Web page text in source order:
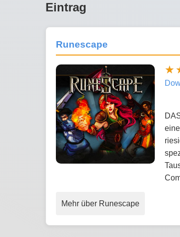
Eintrag
Runescape
Mehr über Runescape